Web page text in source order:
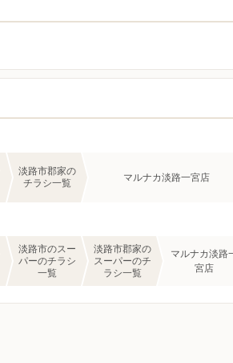
淡路市郡家の
チラシ一覧
マルナカ淡路一宮店
淡路市のスー
パーのチラシ
一覧
淡路市郡家の
スーパーのチ
ラシ一覧
マルナカ淡路
宮店